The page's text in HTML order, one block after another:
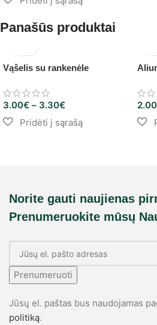
Panašūs produktai
Vąšelis su rankenėle
3.00€ – 3.30€ 2.00
Norite gauti naujienas
Prenumeruokite mūsų
Prenumeruoti
Jūsų el. paštas bus naudojamas
politiką.